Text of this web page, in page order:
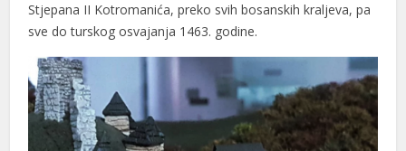
Stjepana II Kotromanića, preko svih bosanskih kraljeva, pa
sve do turskog osvajanja 1463. godine.